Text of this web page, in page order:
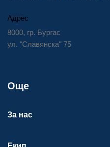
Адрес
8000, гр. Бургас
ул. "Славянска" 75
Още
За нас